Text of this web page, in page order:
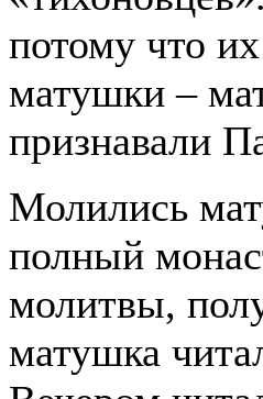
потому что
матушки –
признавали
Молились
полный
молитвы,
матушка